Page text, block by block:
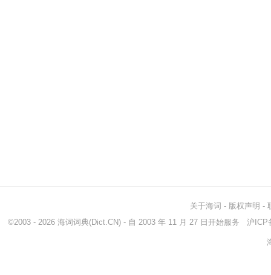
关于海词 - 版权声明 -
©2003 - 2026 海词词典(Dict.CN) - 自 2003 年 11 月 27 日开始服务 沪ICP